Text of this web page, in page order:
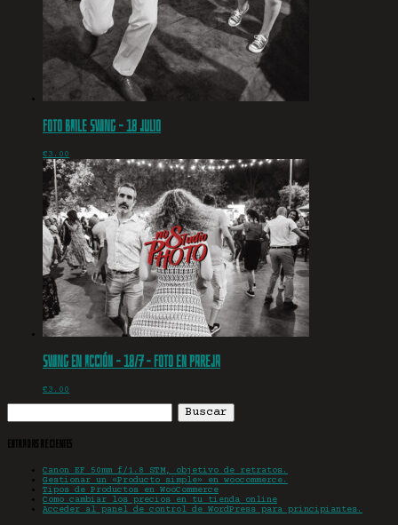
Foto baile swing – 18 julio
€3.00
Swing en acción – 18/7 – Foto en pareja
€3.00
Buscar:
Entradas recientes
Canon EF 50mm f/1.8 STM, objetivo de retratos.
Gestionar un «Producto simple» en woocommerce.
Tipos de Productos en WooCommerce
Como cambiar los precios en tu tienda online
Acceder al panel de control de WordPress para principiantes.